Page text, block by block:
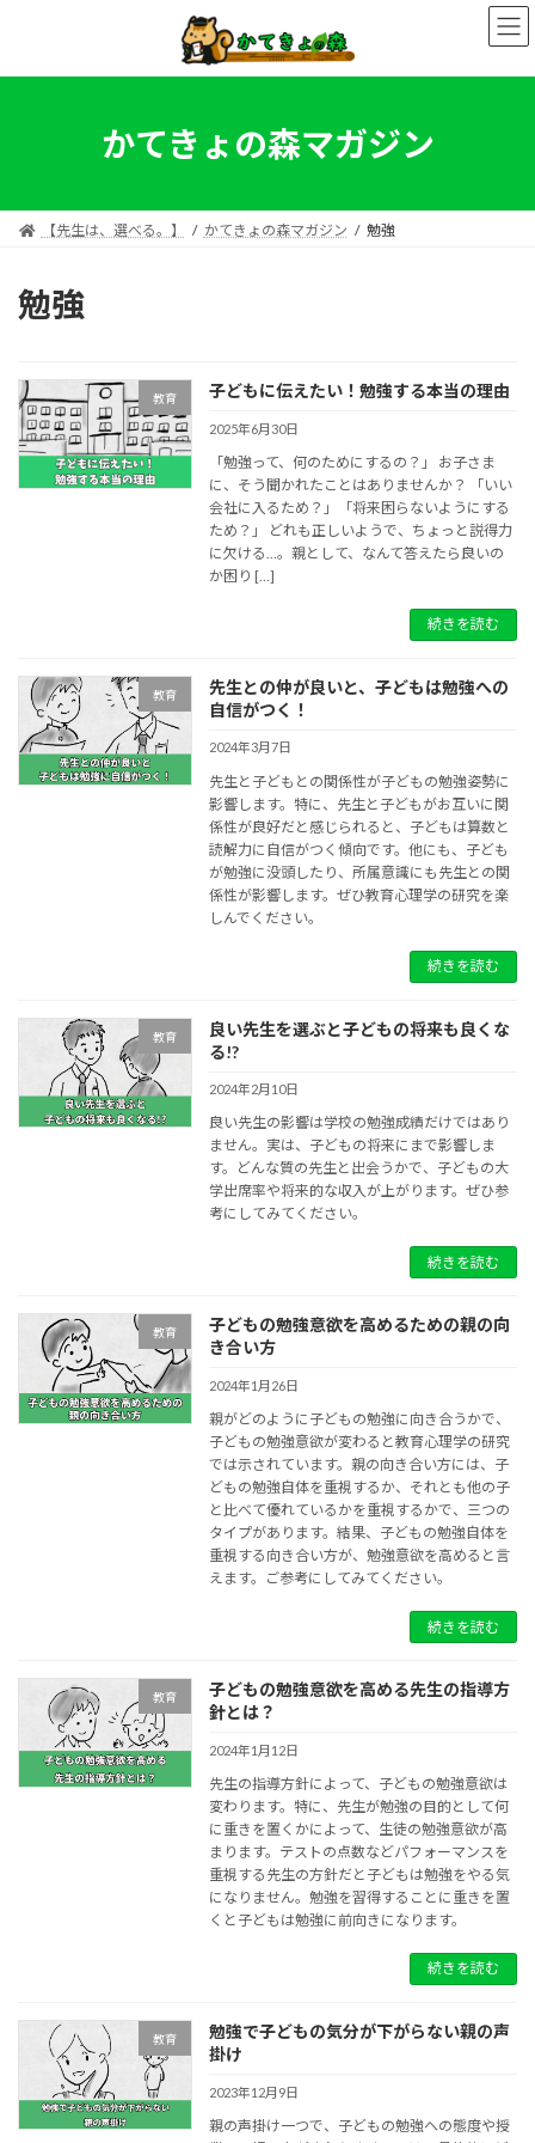
ン
ー
かてきょの森マガジン
【先生は、選べる。】 かてきょの森マガジン 勉強
勉強
教育 子どもに伝えたい！勉強する本当の理由
2025年6月30日
「勉強って、何のためにするの？」 お子さま
に、そう聞かれたことはありませんか？ 「いい
会社に入るため？」「将来困らないようにする
ため？」 どれも正しいようで、ちょっと説得力
に欠ける…。親として、なんて答えたら良いの
か困り […]
続きを読む
教育
先生との仲が良いと、子どもは勉強への
自信がつく！
2024年3月7日
先生と子どもとの関係性が子どもの勉強姿勢に
影響します。特に、先生と子どもがお互いに関
係性が良好だと感じられると、子どもは算数と
読解力に自信がつく傾向です。他にも、子ども
が勉強に没頭したり、所属意識にも先生との関
係性が影響します。ぜひ教育心理学の研究を楽
しんでください。
続きを読む
教育
良い先生を選ぶと子どもの将来も良くな
る!?
2024年2月10日
良い先生の影響は学校の勉強成績だけではあり
ません。実は、子どもの将来にまで影響しま
す。どんな質の先生と出会うかで、子どもの大
学出席率や将来的な収入が上がります。ぜひ参
考にしてみてください。
続きを読む
教育
子どもの勉強意欲を高めるための親の向
き合い方
2024年1月26日
親がどのように子どもの勉強に向き合うかで、
子どもの勉強意欲が変わると教育心理学の研究
では示されています。親の向き合い方には、子
どもの勉強自体を重視するか、それとも他の子
と比べて優れているかを重視するかで、三つの
タイプがあります。結果、子どもの勉強自体を
重視する向き合い方が、勉強意欲を高めると言
えます。ご参考にしてみてください。
続きを読む
教育
子どもの勉強意欲を高める先生の指導方
針とは？
2024年1月12日
先生の指導方針によって、子どもの勉強意欲は
変わります。特に、先生が勉強の目的として何
に重きを置くかによって、生徒の勉強意欲が高
まります。テストの点数などパフォーマンスを
重視する先生の方針だと子どもは勉強をやる気
になりません。勉強を習得することに重きを置
くと子どもは勉強に前向きになります。
続きを読む
教育
勉強で子どもの気分が下がらない親の声
掛け
2023年12月9日
親の声掛け一つで、子どもの勉強への態度や授